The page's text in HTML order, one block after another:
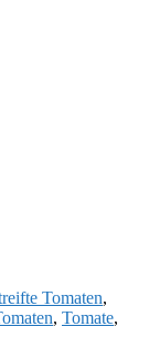
Tomaten,
, Tomate,